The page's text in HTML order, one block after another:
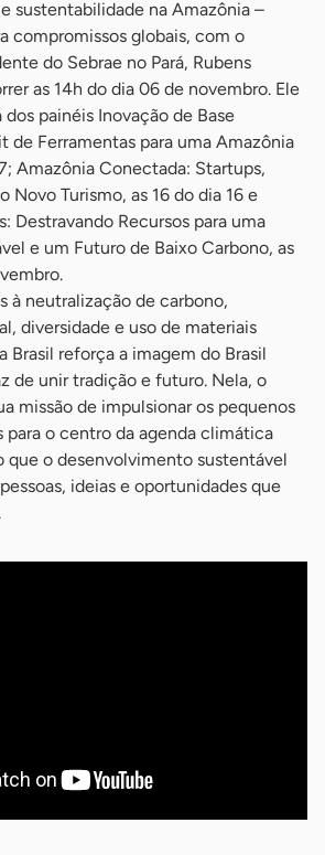
sustentabilidade na Amazônia –
compromissos globais, com o
do Sebrae no Pará, Rubens
as 14h do dia 06 de novembro. Ele
painéis Inovação de Base
de Ferramentas para uma Amazônia
Amazônia Conectada: Startups,
Novo Turismo, as 16 do dia 16 e
Destravando Recursos para uma
e um Futuro de Baixo Carbono, as
à neutralização de carbono,
diversidade e uso de materiais
Brasil reforça a imagem do Brasil
de unir tradição e futuro. Nela, o
missão de impulsionar os pequenos
para o centro da agenda climática
que o desenvolvimento sustentável
ideias e oportunidades que